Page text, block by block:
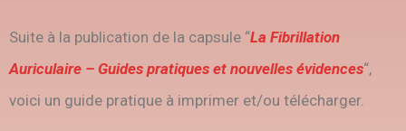
Suite à la publication de la capsule “La Fibrillation
Auriculaire – Guides pratiques et nouvelles évidences“,
voici un guide pratique à imprimer et/ou télécharger.